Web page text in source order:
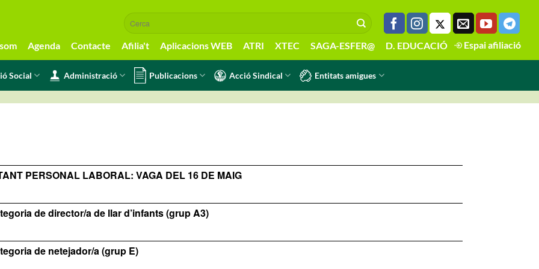
Agenda Contacte Afilia't Aplicacions WEB ATRI XTEC SAGA-ESFER@ D. EDUCACIÓ Espai afiliació
Social Administració Publicacions Acció Sindical Entitats amigues
PERSONAL LABORAL: VAGA DEL 16 DE MAIG
de director/a de llar d’infants (grup A3)
de netejador/a (grup E)